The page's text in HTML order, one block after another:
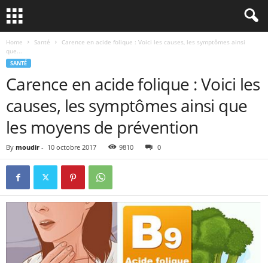
Home Santé
Carence en acide folique : Voici les causes, les symptômes ainsi
que...
SANTÉ
Carence en acide folique : Voici les
causes, les symptômes ainsi que
les moyens de prévention
By moudir - 10 octobre 2017 9810 0